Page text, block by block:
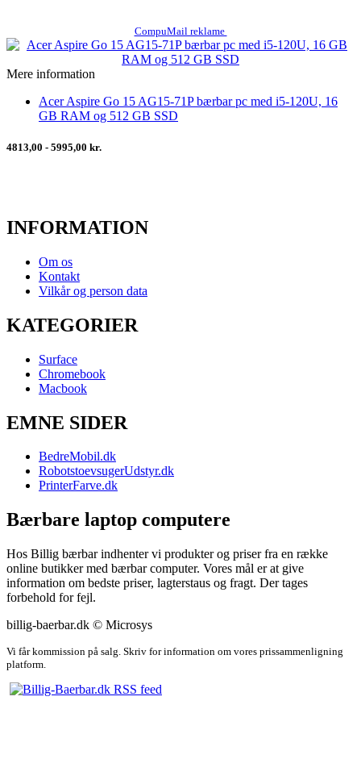
CompuMail reklame
Mere information
Acer Aspire Go 15 AG15-71P bærbar pc med i5-120U, 16
GB RAM og 512 GB SSD
4813,00 - 5995,00 kr.
INFORMATION
Om os
Kontakt
Vilkår og person data
KATEGORIER
Surface
Chromebook
Macbook
EMNE SIDER
BedreMobil.dk
RobotstoevsugerUdstyr.dk
PrinterFarve.dk
Bærbare laptop computere
Hos Billig bærbar indhenter vi produkter og priser fra en række
online butikker med bærbar computer. Vores mål er at give
information om bedste priser, lagterstaus og fragt. Der tages
forbehold for fejl.
billig-baerbar.dk © Microsys
Vi får kommission på salg. Skriv for information om vores prissammenligning
platform.